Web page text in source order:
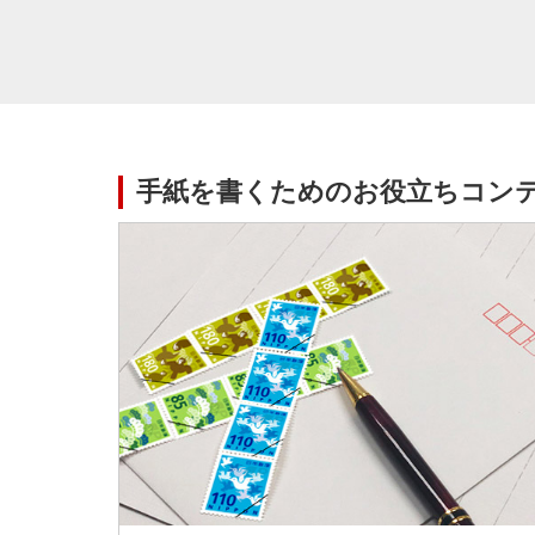
手紙を書くためのお役立ちコン